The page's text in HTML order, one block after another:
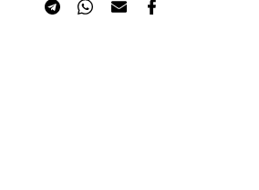
הוסף לרשימת המשאלות